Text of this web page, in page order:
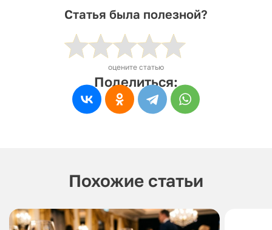
Статья была полезной?
оцените статью
Поделиться:
Похожие статьи